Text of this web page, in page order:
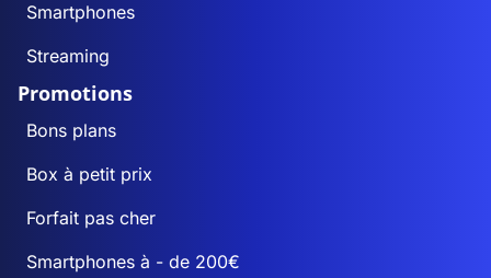
Smartphones
Streaming
Promotions
Bons plans
Box à petit prix
Forfait pas cher
Smartphones à - de 200€